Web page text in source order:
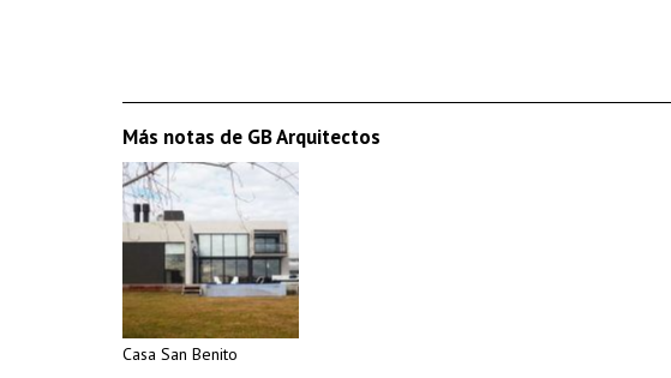
Más notas de GB Arquitectos
Casa San Benito